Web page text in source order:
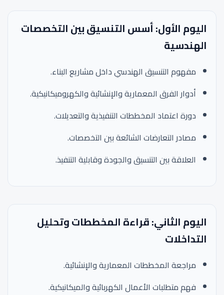
اليوم الأول: أسس التنسيق بين التخصصات
الهندسية
مفهوم التنسيق الهندسي داخل مشاريع البناء.
أدوار الفرق المعمارية والإنشائية والكهروميكانيكية.
دورة اعتماد المخططات التنفيذية والتعديلات.
مصادر التعارضات الشائعة بين التخصصات.
العلاقة بين التنسيق والجودة وقابلية التنفيذ.
اليوم الثاني: قراءة المخططات وتحليل
التداخلات
مراجعة المخططات المعمارية والإنشائية.
فهم متطلبات الأعمال الكهربائية والميكانيكية.